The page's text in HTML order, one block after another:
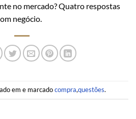
no mercado? Quatro respostas
negócio.
em e marcadocompra,questões.